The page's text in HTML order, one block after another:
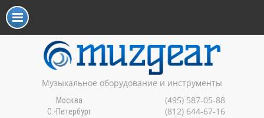
Музыкальное оборудование и инструменты
Москва (495) 587-05-88
С.-Петербург (812) 644-67-16